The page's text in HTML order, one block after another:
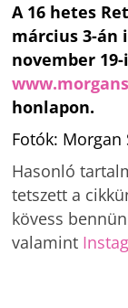
A 16 hetes
március 3-án
november
honlapon.
Fotók: Morgan
Hasonló
tetszett a
kövess
valamint